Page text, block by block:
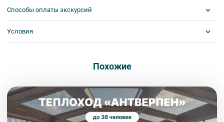
Способы оплаты экскурсий
Условия
Похожие